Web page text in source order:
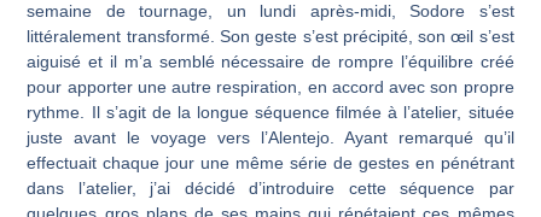
semaine de tour­nage, un lundi après-midi, Sodore s’est
littéralement transformé. Son geste s’est préci­pité, son œil s’est
aiguisé et il m’a semblé nécessaire de rompre l’équilibre créé
pour apporter une autre respiration, en accord avec son propre
rythme. Il s’agit de la longue séquence filmée à l’atelier, située
juste avant le voyage vers l’Alentejo. Ayant remarqué qu’il
effectuait chaque jour une même série de gestes en pénétrant
dans l’atelier, j’ai décidé d’introduire cette séquence par